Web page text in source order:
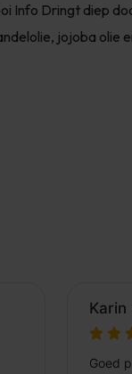
Info Dringt diep
jojoba olie